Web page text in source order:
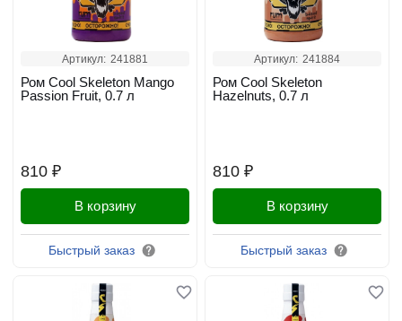
Артикул: 241881
810 ₽
Ром Cool Skeleton Mango
Passion Fruit, 0.7 л
В корзину
Быстрый заказ
Артикул: 241884
810 ₽
Ром Cool Skeleton
Hazelnuts, 0.7 л
В корзину
Быстрый заказ